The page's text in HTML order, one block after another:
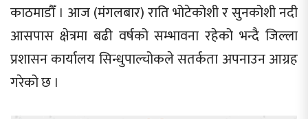
काठमाडौँ । आज (मंगलबार) राति भोटेकोशी र सुनकोशी नदी
आसपास क्षेत्रमा बढी वर्षको सम्भावना रहेको भन्दै जिल्ला
प्रशासन कार्यालय सिन्धुपाल्चोकले सतर्कता अपनाउन आग्रह
गरेको छ ।